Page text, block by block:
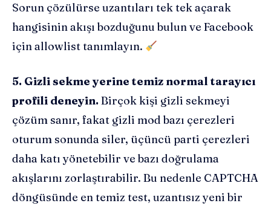
Sorun çözülürse uzantıları tek tek açarak
hangisinin akışı bozduğunu bulun ve Facebook
için allowlist tanımlayın.
5. Gizli sekme yerine temiz normal tarayıcı
profili deneyin. Birçok kişi gizli sekmeyi
çözüm sanır, fakat gizli mod bazı çerezleri
oturum sonunda siler, üçüncü parti çerezleri
daha katı yönetebilir ve bazı doğrulama
akışlarını zorlaştırabilir. Bu nedenle CAPTCHA
döngüsünde en temiz test, uzantısız yeni bir